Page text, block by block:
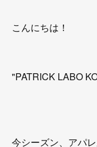
こんにちは！
"PATRICK LABO
今シーズン、アパ